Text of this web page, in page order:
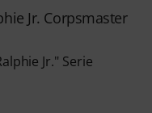
Jr. Corpsmaster
Jr." Serie